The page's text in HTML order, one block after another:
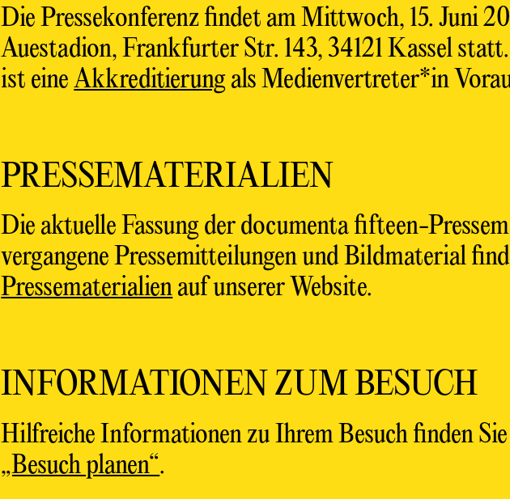
Die Pressekonferenz findet am Mittwoch, 15. Juni
Auestadion, Frankfurter Str. 143, 34121 Kassel
ist eineAkkreditierung als Medienvertreter*in
PRESSEMATERIALIEN
Die aktuelle Fassung der documenta fifteen-
vergangene Pressemitteilungen und Bildmaterial
Pressematerialien auf unserer Website.
INFORMATIONEN ZUM BESUCH
Hilfreiche Informationen zu Ihrem Besuch finden
„Besuch planen“.